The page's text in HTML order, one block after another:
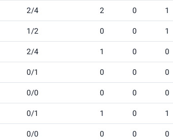
1
0
2
2/4
1
0
0
1/2
0
0
1
2/4
0
0
0
0/1
0
0
0
0/0
1
0
1
0/1
0
0
0
0/0